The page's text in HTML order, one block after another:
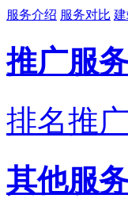
服务介绍 服务对比
推广服
排名推广
其他服